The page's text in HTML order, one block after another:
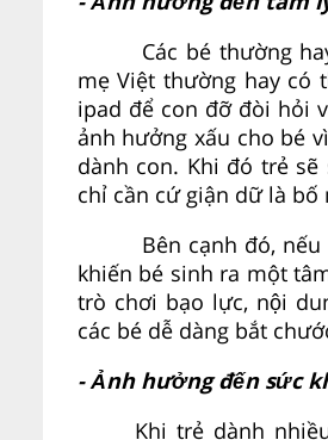
Các bé thường
mẹ Việt thường hay có
ipad để con đỡ đòi hỏi
ảnh hưởng xấu cho bé
dành con. Khi đó trẻ
chỉ cần cứ giận dữ là
Bên cạnh đó,
khiến bé sinh ra một
trò chơi bạo lực, nội
các bé dễ dàng bắt
- Ảnh hưởng đến sức
Khi trẻ dành